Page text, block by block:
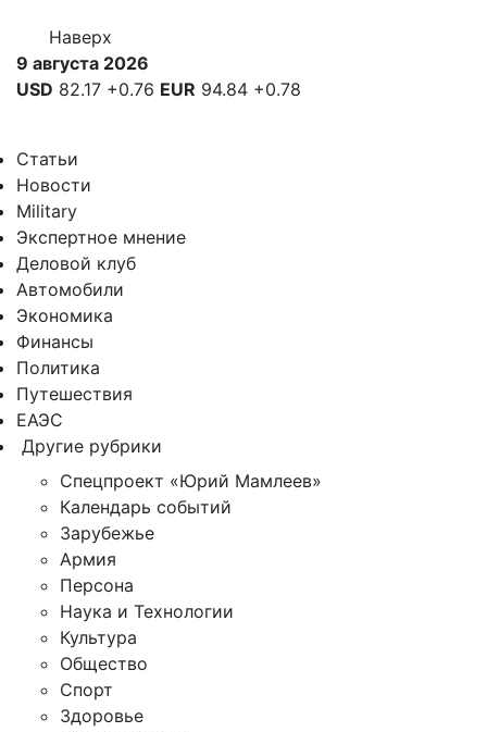
Наверх
9 августа 2026
USD 82.17 +0.76 EUR 94.84 +0.78
Статьи
Новости
Military
Экспертное мнение
Деловой клуб
Автомобили
Экономика
Финансы
Политика
Путешествия
ЕАЭС
Другие рубрики
Спецпроект «Юрий Мамлеев»
Календарь событий
Зарубежье
Армия
Персона
Наука и Технологии
Культура
Общество
Спорт
Здоровье